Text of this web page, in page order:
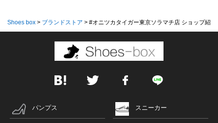
Shoes box > ブランドストア > #オニツカタイガー東京ソラマチ店 ショップ紹介
パンプス スニーカー